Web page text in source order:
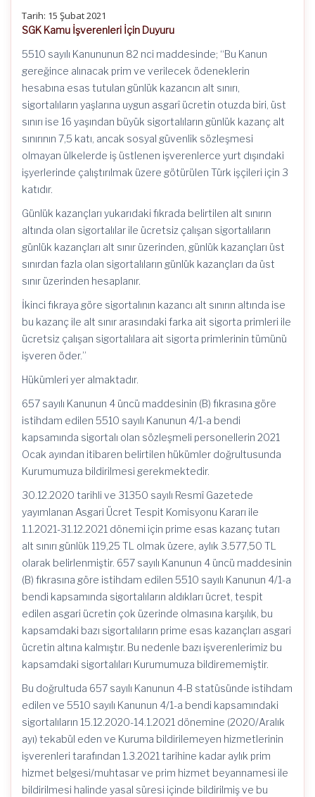
Tarih: 15 Şubat 2021
SGK Kamu İşverenleri İçin Duyuru
5510 sayılı Kanununun 82 nci maddesinde; “Bu Kanun
gereğince alınacak prim ve verilecek ödeneklerin
hesabına esas tutulan günlük kazancın alt sınırı,
sigortalıların yaşlarına uygun asgarî ücretin otuzda biri, üst
sınırı ise 16 yaşından büyük sigortalıların günlük kazanç alt
sınırının 7,5 katı, ancak sosyal güvenlik sözleşmesi
olmayan ülkelerde iş üstlenen işverenlerce yurt dışındaki
işyerlerinde çalıştırılmak üzere götürülen Türk işçileri için 3
katıdır.
Günlük kazançları yukarıdaki fıkrada belirtilen alt sınırın
altında olan sigortalılar ile ücretsiz çalışan sigortalıların
günlük kazançları alt sınır üzerinden, günlük kazançları üst
sınırdan fazla olan sigortalıların günlük kazançları da üst
sınır üzerinden hesaplanır.
İkinci fıkraya göre sigortalının kazancı alt sınırın altında ise
bu kazanç ile alt sınır arasındaki farka ait sigorta primleri ile
ücretsiz çalışan sigortalılara ait sigorta primlerinin tümünü
işveren öder.”
Hükümleri yer almaktadır.
657 sayılı Kanunun 4 üncü maddesinin (B) fıkrasına göre
istihdam edilen 5510 sayılı Kanunun 4/1-a bendi
kapsamında sigortalı olan sözleşmeli personellerin 2021
Ocak ayından itibaren belirtilen hükümler doğrultusunda
Kurumumuza bildirilmesi gerekmektedir.
30.12.2020 tarihli ve 31350 sayılı Resmî Gazetede
yayımlanan Asgari Ücret Tespit Komisyonu Kararı ile
1.1.2021-31.12.2021 dönemi için prime esas kazanç tutarı
alt sınırı günlük 119,25 TL olmak üzere, aylık 3.577,50 TL
olarak belirlenmiştir. 657 sayılı Kanunun 4 üncü maddesinin
(B) fıkrasına göre istihdam edilen 5510 sayılı Kanunun 4/1-a
bendi kapsamında sigortalıların aldıkları ücret, tespit
edilen asgari ücretin çok üzerinde olmasına karşılık, bu
kapsamdaki bazı sigortalıların prime esas kazançları asgari
ücretin altına kalmıştır. Bu nedenle bazı işverenlerimiz bu
kapsamdaki sigortalıları Kurumumuza bildirememiştir.
Bu doğrultuda 657 sayılı Kanunun 4-B statüsünde istihdam
edilen ve 5510 sayılı Kanunun 4/1-a bendi kapsamındaki
sigortalıların 15.12.2020-14.1.2021 dönemine (2020/Aralık
ayı) tekabül eden ve Kuruma bildirilemeyen hizmetlerinin
işverenleri tarafından 1.3.2021 tarihine kadar aylık prim
hizmet belgesi/muhtasar ve prim hizmet beyannamesi ile
bildirilmesi halinde yasal süresi içinde bildirilmiş ve bu